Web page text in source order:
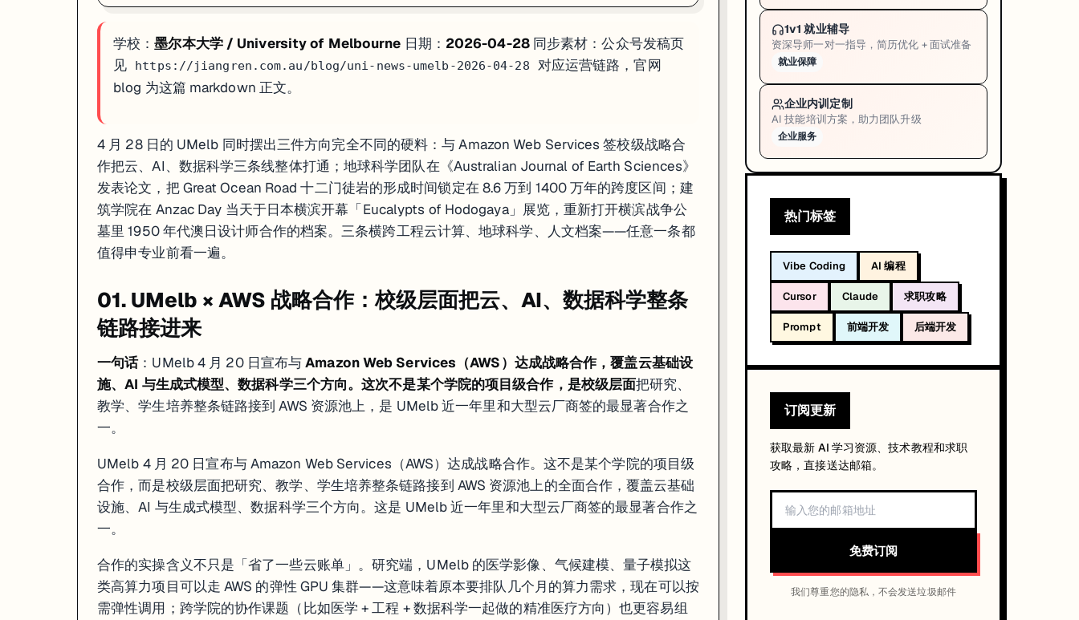
UMelb 4 月 25 日 Anzac Day 在日本横滨开幕「Eucalypts of Hodogaya」展览。主题是横滨英联邦战争公墓（Yokohama War Cemetery, Hodogaya）的设计史——这处公墓是二战后专门为澳大利亚、英国、加
展览的策展方式把档案图纸、设计草稿、植物学笔记和当代摄影作品四种材料并置在一起。最具象征意味的是植物学这条线——公墓特意从澳洲引种了桉树（Eucalypts），让这片远在异乡的土地长出「澳洲样子
对走 Architecture / Landscape Architecture / Heritage Conservation 方向的同学，UMelb 的建筑学院 ABP 在景观史、纪念性建筑、跨文化设计这条线一直有持续投入。这次展览不是单一展览本身的意义，更
：UMelb × AWS 校级合作覆盖云 / AI / 数据科学；CS / DS / 工程方向毕业生云厂商关键词利好
02 · 科研突破：UMelb 给十二门徒岩定年 8.6 万–1400 万年；U-Th + 宇宙射线核素 + 三维测绘三方法组合；Earth Sciences / 海岸工程方向值得关注
03 · 人文档案：Anzac Day 横滨「Eucalypts of Hodogaya」展开幕；揭澳日设计师 1950 年代合作；ABP 学院联合策展，Architecture / Landscape 方向资源入口
如果你在看 UMELB 的申请、奖学金或研究机会，这篇可以直接当作今天的速查版。
学校：墨尔本大学 / University of Melbourne 日期： 2026-04-28同步素材：公众号发稿页
见
https://jiangren.com.au/blog/uni-news-umelb-2026-04-28
对应运营链路，官网
blog 为这篇 markdown 正文。
4 月 28 日的 UMelb 同时摆出三件方向完全不同的硬料：与 Amazon Web Services 签校级战略合
作把云、AI、数据科学三条线整体打通；地球科学团队在《Australian Journal of Earth Sciences》
发表论文，把 Great Ocean Road 十二门徒岩的形成时间锁定在 8.6 万到 1400 万年的跨度区间；建
筑学院在 Anzac Day 当天于日本横滨开幕「Eucalypts of Hodogaya」展览，重新打开横滨战争公
墓里 1950 年代澳日设计师合作的档案。三条横跨工程云计算、地球科学、人文档案——任意一条都
值得申专业前看一遍。
01. UMelb × AWS 战略合作：校级层面把云、AI、数据科学整条
链路接进来
一句话：UMelb 4 月 20 日宣布与Amazon Web Services（AWS） 达成战略合作，覆盖云基础设
施、AI 与生成式模型、数据科学三个方向。这次不是某个学院的项目级合作，是校级层面把研究、
教学、学生培养整条链路接到 AWS 资源池上，是 UMelb 近一年里和大型云厂商签的最显著合作之
一。
UMelb 4 月 20 日宣布与 Amazon Web Services（AWS）达成战略合作。这不是某个学院的项目级
合作，而是校级层面把研究、教学、学生培养整条链路接到 AWS 资源池上的全面合作，覆盖云基础
设施、AI 与生成式模型、数据科学三个方向。这是 UMelb 近一年里和大型云厂商签的最显著合作之
一。
合作的实操含义不只是「省了一些云账单」。研究端，UMelb 的医学影像、气候建模、量子模拟这
类高算力项目可以走 AWS 的弹性 GPU 集群——这意味着原本要排队几个月的算力需求，现在可以按
需弹性调用；跨学院的协作课题（比如医学 + 工程 + 数据科学一起做的精准医疗方向）也更容易组
1v1 就业辅导
资深导师一对一指导，简历优化 + 面试准备
就业保障
企业内训定制
AI 技能培训方案，助力团队升级
企业服务
热门标签
Vibe Coding AI 编程
Cursor Claude 求职攻略
Prompt 前端开发 后端开发
订阅更新
获取最新 AI 学习资源、技术教程和求职
攻略，直接送达邮箱。
免费订阅
我们尊重您的隐私，不会发送垃圾邮件